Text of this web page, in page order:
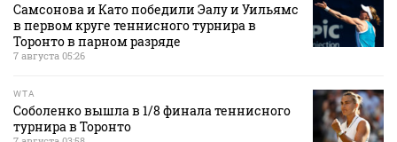
Самсонова и Като победили Эалу и Уильямс
в первом круге теннисного турнира в
Торонто в парном разряде
7 августа 05:26
WTA
Соболенко вышла в 1/8 финала теннисного
турнира в Торонто